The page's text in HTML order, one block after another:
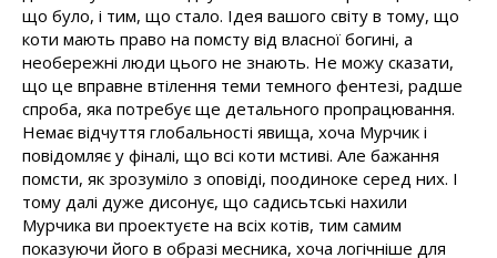
що було, і тим, що стало. Ідея вашого світу в тому, що
коти мають право на помсту від власної богині, а
необережні люди цього не знають. Не можу сказати,
що це вправне втілення теми темного фентезі, радше
спроба, яка потребує ще детального пропрацювання.
Немає відчуття глобальності явища, хоча Мурчик і
повідомляє у фіналі, що всі коти мстиві. Але бажання
помсти, як зрозуміло з оповіді, поодиноке серед них. І
тому далі дуже дисонує, що садисьтські нахили
Мурчика ви проектуєте на всіх котів, тим самим
показуючи його в образі месника, хоча логічніше для